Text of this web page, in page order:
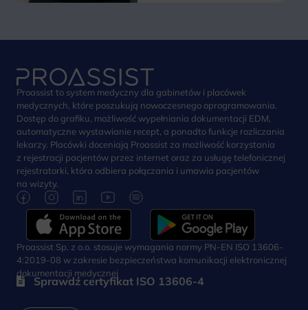
Proassist to system medyczny dla gabinetów i placówek
medycznych, które poszukują nowoczesnego oprogramowania.
Dostęp do grafiku, możliwość wypełniania dokumentacji EDM,
automatyczne wystawianie recept, a ponadto funkcje rozliczania
lekarzy. Placówki doceniają Proassist za możliwość korzystania
z rejestracji pacjentów przez internet oraz za usługę telefonicznej
rejestratorki, która odbiera połączania i umawia pacjentów
na wizyty.
Proassist Sp. z o.o. stosuje wymagania normy PN-EN ISO 13606-
4:2019-08 w zakresie bezpieczeństwa komunikacji elektronicznej
dokumentacji medycznej
Sprawdź certyfikat ISO 13606-4